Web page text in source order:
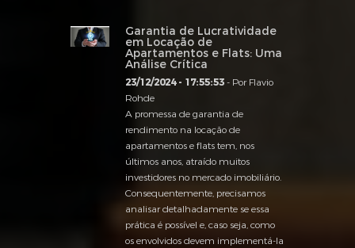
Garantia de Lucratividade
em Locação de
Apartamentos e Flats: Uma
Análise Crítica
23/12/2024 - 17:55:53- Por Flavio
Rohde
A promessa de garantia de
rendimento na locação de
apartamentos e flats tem, nos
últimos anos, atraído muitos
investidores no mercado imobiliário.
Consequentemente, precisamos
analisar detalhadamente se essa
prática é possível e, caso seja, como
os envolvidos devem implementá-la